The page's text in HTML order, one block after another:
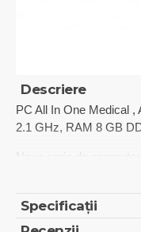
Descriere
PC All In One Medical ,
2.1 GHz, RAM 8 GB
Noua serie de
procesare grafică.
optime de vizualizare
Specificații